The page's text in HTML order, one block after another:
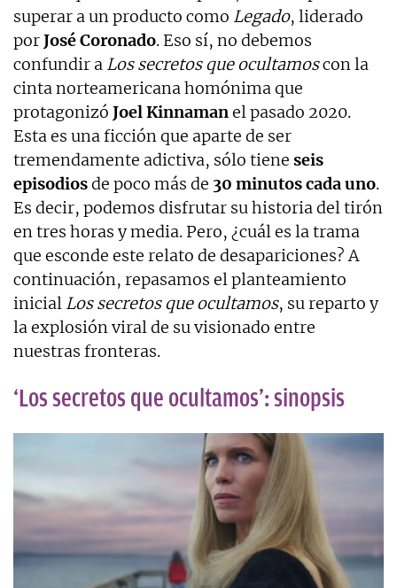
superar a un producto como Legado, liderado
porJosé Coronado. Eso sí, no debemos
confundir a Los secretos que ocultamoscon la
cinta norteamericana homónima que
protagonizó Joel Kinnamanel pasado 2020.
Esta es una ficción que aparte de ser
tremendamente adictiva, sólo tiene seis
episodiosde poco más de 30 minutos cada uno.
Es decir, podemos disfrutar su historia del tirón
en tres horas y media. Pero, ¿cuál es la trama
que esconde este relato de desapariciones? A
continuación, repasamos el planteamiento
inicial Los secretos que ocultamos, su reparto y
la explosión viral de su visionado entre
nuestras fronteras.
‘Los secretos que ocultamos’: sinopsis